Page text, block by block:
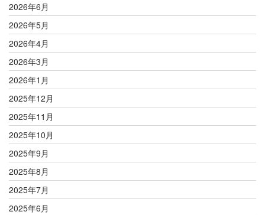
2026年6月
2026年5月
2026年4月
2026年3月
2026年1月
2025年12月
2025年11月
2025年10月
2025年9月
2025年8月
2025年7月
2025年6月